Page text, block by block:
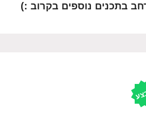
בתכנים נוספים בקרוב :)